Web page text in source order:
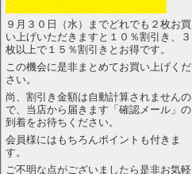
９月３０日（水）までどれでも２枚お買
い上げいただきますと１０％割引き、３
枚以上で１５％割引きとお得です。
この機会に是非まとめてお買い上げくだ
さい。
尚、割引き金額は自動計算されませんの
で、当店から届きます「確認メール」の
到着をお待ちください。
会員様にはもちろんポイントも付きま
す。
ご不明な点がございましたら是非お気軽